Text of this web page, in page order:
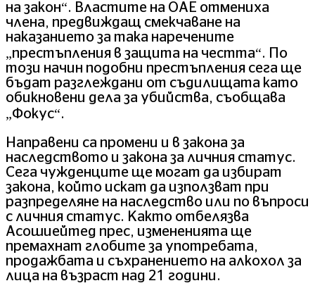
на закон“. Властите на ОАЕ отмениха
члена, предвиждащ смекчаване на
наказанието за така наречените
„престъпления в защита на честта“. По
този начин подобни престъпления сега ще
бъдат разглеждани от съдилищата като
обикновени дела за убийства, съобщава
„Фокус“.
Направени са промени и в закона за
наследството и закона за личния статус.
Сега чужденците ще могат да избират
закона, който искат да използват при
разпределяне на наследство или по въпроси
с личния статус. Както отбелязва
Асошиейтед прес, измененията ще
премахнат глобите за употребата,
продажбата и съхранението на алкохол за
лица на възраст над 21 години.